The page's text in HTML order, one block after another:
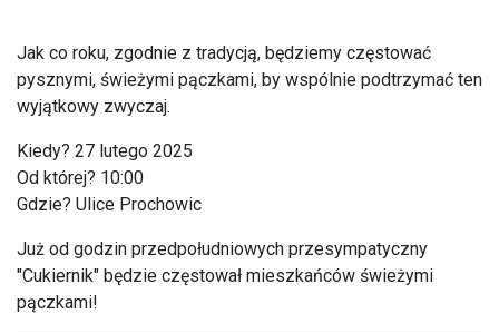
Jak co roku, zgodnie z tradycją, będziemy częstować
pysznymi, świeżymi pączkami, by wspólnie podtrzymać ten
wyjątkowy zwyczaj.
Kiedy? 27 lutego 2025
Od której? 10:00
Gdzie? Ulice Prochowic
Już od godzin przedpołudniowych przesympatyczny
"Cukiernik" będzie częstował mieszkańców świeżymi
pączkami!